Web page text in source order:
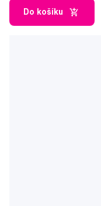
Do košíku